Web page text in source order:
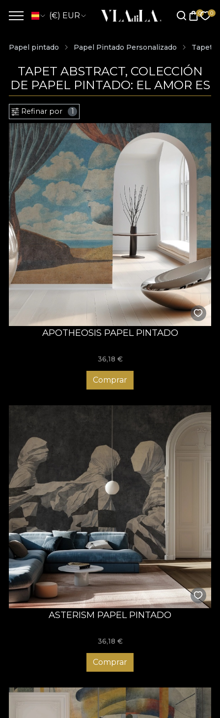
(€) EUR
Papel pintado Papel Pintado Personalizado Tapet
TAPET ABSTRACT, COLECCIÓN
DE PAPEL PINTADO: EL AMOR ES
Refinar por 1
APOTHEOSIS PAPEL PINTADO
36,18 €
Comprar
ASTERISM PAPEL PINTADO
36,18 €
Comprar